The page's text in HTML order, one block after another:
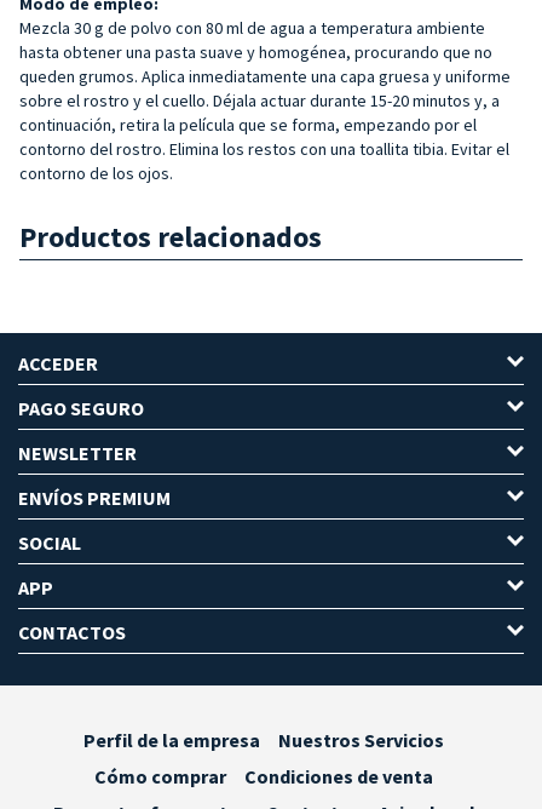
Mezcla 30 g de polvo con 80 ml de agua a temperatura ambiente
hasta obtener una pasta suave y homogénea, procurando que no
queden grumos. Aplica inmediatamente una capa gruesa y uniforme
sobre el rostro y el cuello. Déjala actuar durante 15-20 minutos y, a
continuación, retira la película que se forma, empezando por el
contorno del rostro. Elimina los restos con una toallita tibia. Evitar el
contorno de los ojos.
Productos relacionados
ACCEDER
PAGO SEGURO
NEWSLETTER
ENVÍOS PREMIUM
SOCIAL
APP
CONTACTOS
Perfil de la empresa
Nuestros Servicios
Cómo comprar
Condiciones de venta